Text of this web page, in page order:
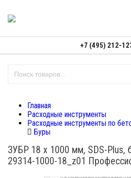
+7 (495) 212-
Главная
Расходные инструменты
Расходные инструменты по
Буры
ЗУБР 18 х 1000 мм, SDS-Plus,
29314-1000-18_z01